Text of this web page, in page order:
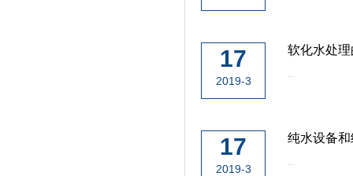
17
2019-3
软化水处
...
17
2019-3
纯水设备
...